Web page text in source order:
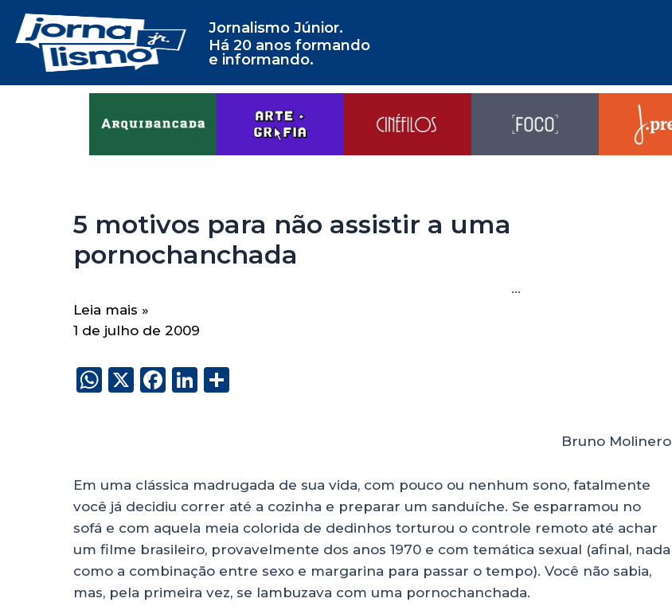
Jornalismo Júnior.
Há 20 anos formando
e informando.
5 motivos para não assistir a uma
pornochanchada
…
Leia mais »
1 de julho de 2009
W
A
p
p
X
F
b
o
o
k
Li
dI
n
Bruno Molinero
Em uma clássica madrugada de sua vida, com pouco ou nenhum sono, fatalmente
você já decidiu correr até a cozinha e preparar um sanduíche. Se esparramou no
sofá e com aquela meia colorida de dedinhos torturou o controle remoto até achar
um filme brasileiro, provavelmente dos anos 1970 e com temática sexual (afinal, nada
como a combinação entre sexo e margarina para passar o tempo). Você não sabia,
mas, pela primeira vez, se lambuzava com uma pornochanchada.